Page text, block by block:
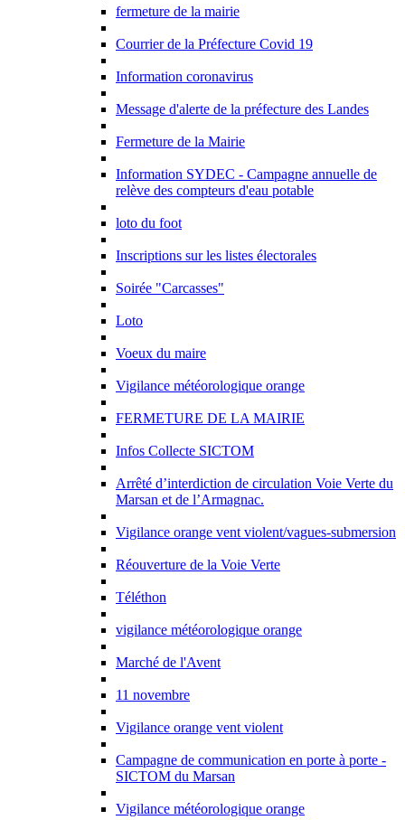
fermeture de la mairie
Courrier de la Préfecture Covid 19
Information coronavirus
Message d'alerte de la préfecture des Landes
Fermeture de la Mairie
Information SYDEC - Campagne annuelle de
relève des compteurs d'eau potable
loto du foot
Inscriptions sur les listes électorales
Soirée "Carcasses"
Loto
Voeux du maire
Vigilance météorologique orange
FERMETURE DE LA MAIRIE
Infos Collecte SICTOM
Arrêté d’interdiction de circulation Voie Verte du
Marsan et de l’Armagnac.
Vigilance orange ­vent violent/vagues-submersion
Réouverture de la Voie Verte
Téléthon
vigilance météorologique orange
Marché de l'Avent
11 novembre
Vigilance orange vent violent
Campagne de communication en porte à porte -
SICTOM du Marsan
Vigilance météorologique orange